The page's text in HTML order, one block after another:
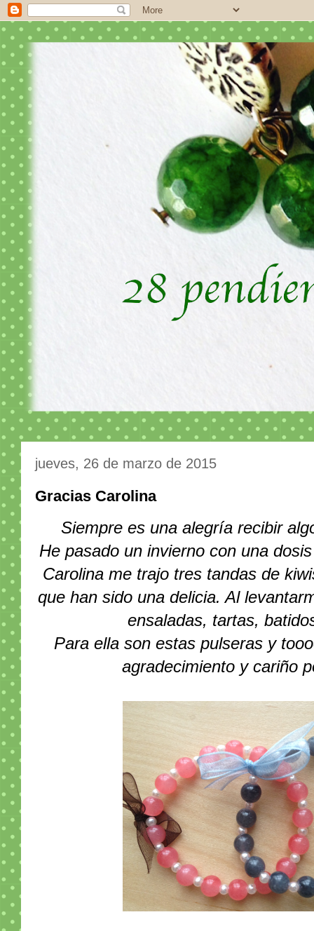
jueves, 26 de marzo de 2015
Gracias Carolina
Siempre es una alegría recibir
He pasado un invierno con una
Carolina me trajo tres tandas de
que han sido una delicia. Al
ensaladas, tartas,
Para ella son estas pulseras y
agradecimiento y cariño